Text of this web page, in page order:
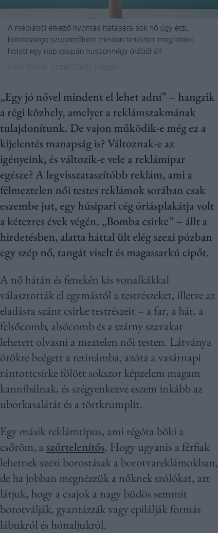
A médiából érkező nyomás hatására sok nő úgy érzi,
kötelessége szupernőként minden területen megfelelni,
holott egy nap csupán huszonnégy órából áll
„Egy jó nővel mindent el lehet adni” – hangzik
a régi közhely, amelyet a reklámszakmának
tulajdonítunk. De vajon működik-e még ez a
kijelentés manapság is? Változnak-e az
igényeink, és változik-e vele a reklámipar
egésze? A legvisszataszítóbb reklám, ami a
félmeztelen női testes reklámok sorában csak
eszembe jut, egy húsipari cég óriásplakátja volt
a kétezres évek végén. „Bomba csirke” – állt a
hirdetésben, alatta háttal ült elég szexi pózban
egy szép nő, tangát viselt és magassarkú cipőt.
A nő hátán és fenekén kis vonalkákkal
választották el egymástól a testrészeket, illetve az
eladásra szánt csirke testrészeit – a far, a hát, a
felsőcomb, alsócomb és a szárny szavakat
lehetett olvasni a meztelen női testen. Látványa
örökre beégett a retinámba, azóta a vasárnapi
rántottcsirke fölött sokszor képzelem magam
kannibálnak, és szégyenkezve eszem inkább az
uborkasalátát és a törtkrumplit.
Egy másik reklámtípus, ami régóta böki a
csőröm, a szőrtelenítős. Hogy ugyanis a férfiak
lehetnek szexi borostásak a borotvareklámokban,
de ha jobban megnézzük a nőknek szólókat, azt
látjuk, hogy a csajok a nagy büdös semmit
borotválják, gyantázzák vagy epilálják formás
lábukról és hónaljukról.